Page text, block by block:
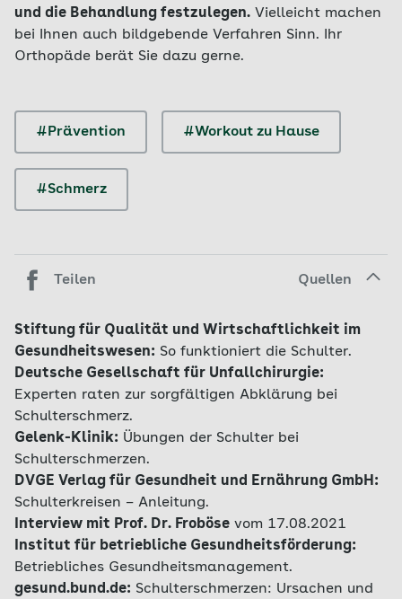
und die Behandlung festzulegen. Vielleicht machen
bei Ihnen auch bildgebende Verfahren Sinn. Ihr
Orthopäde berät Sie dazu gerne.
#Prävention #Workout zu Hause
#Schmerz
Teilen Quellen
Stiftung für Qualität und Wirtschaftlichkeit im
Gesundheitswesen: So funktioniert die Schulter.
Deutsche Gesellschaft für Unfallchirurgie:
Experten raten zur sorgfältigen Abklärung bei
Schulterschmerz.
Gelenk-Klinik: Übungen der Schulter bei
Schulterschmerzen.
DVGE Verlag für Gesundheit und Ernährung GmbH:
Schulterkreisen – Anleitung.
Interview mit Prof. Dr. Froböse vom 17.08.2021
Institut für betriebliche Gesundheitsförderung:
Betriebliches Gesundheitsmanagement.
gesund.bund.de: Schulterschmerzen: Ursachen und